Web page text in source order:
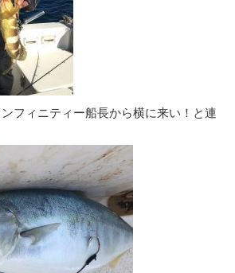
フィニティー船長から横に来い！と連